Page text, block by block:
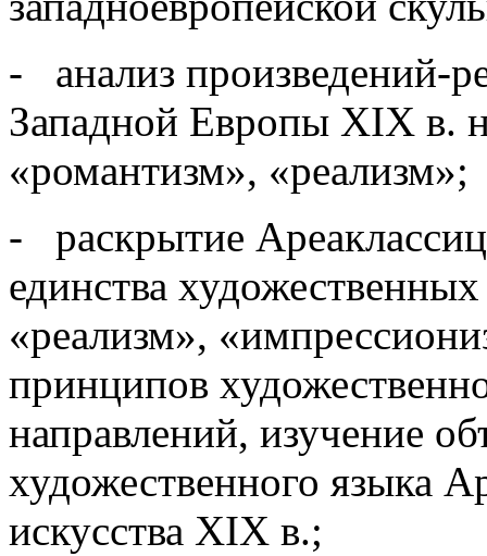
- анализ произведений-
Западной Европы XIX в.
«романтизм», «реализм»;
- раскрытие
единства
«реализм»,
принципов
направлений, изучение
художественного языка
искусства XIX в.;